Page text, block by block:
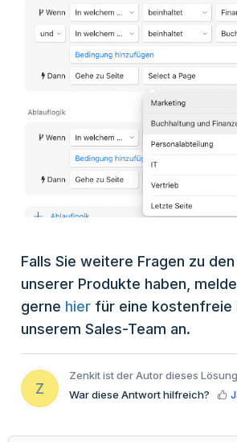
Falls Sie weitere Fragen zu
unserer Produkte haben,
gerne hier für eine kostenfreie
unserem Sales-Team an.
Z
Zenkit ist der Autor dieses
War diese Antwort hilfreich?